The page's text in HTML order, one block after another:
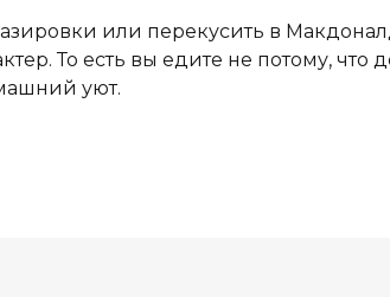
или перекусить в
То есть вы едите не потому, что
уют.